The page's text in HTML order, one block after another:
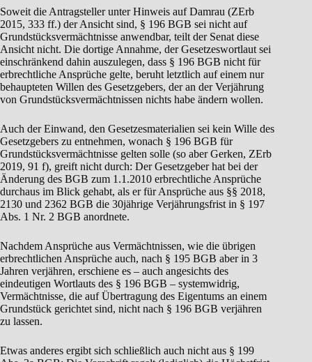
Soweit die Antragsteller unter Hinweis auf Damrau (ZErb
2015, 333 ff.) der Ansicht sind, § 196 BGB sei nicht auf
Grundstücksvermächtnisse anwendbar, teilt der Senat diese
Ansicht nicht. Die dortige Annahme, der Gesetzeswortlaut sei
einschränkend dahin auszulegen, dass § 196 BGB nicht für
erbrechtliche Ansprüche gelte, beruht letztlich auf einem nur
behaupteten Willen des Gesetzgebers, der an der Verjährung
von Grundstücksvermächtnissen nichts habe ändern wollen.
Auch der Einwand, den Gesetzesmaterialien sei kein Wille des
Gesetzgebers zu entnehmen, wonach § 196 BGB für
Grundstücksvermächtnisse gelten solle (so aber Gerken, ZErb
2019, 91 f), greift nicht durch: Der Gesetzgeber hat bei der
Änderung des BGB zum 1.1.2010 erbrechtliche Ansprüche
durchaus im Blick gehabt, als er für Ansprüche aus §§ 2018,
2130 und 2362 BGB die 30jährige Verjährungsfrist in § 197
Abs. 1 Nr. 2 BGB anordnete.
Nachdem Ansprüche aus Vermächtnissen, wie die übrigen
erbrechtlichen Ansprüche auch, nach § 195 BGB aber in 3
Jahren verjähren, erschiene es – auch angesichts des
eindeutigen Wortlauts des § 196 BGB – systemwidrig,
Vermächtnisse, die auf Übertragung des Eigentums an einem
Grundstück gerichtet sind, nicht nach § 196 BGB verjähren
zu lassen.
Etwas anderes ergibt sich schließlich auch nicht aus § 199